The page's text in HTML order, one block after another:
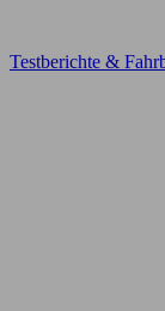
Testberichte &